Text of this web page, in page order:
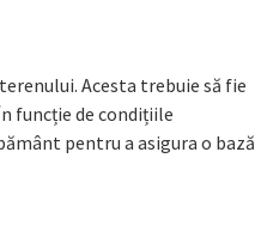
Acesta trebuie să fie
funcție de condițiile
pentru a asigura o bază